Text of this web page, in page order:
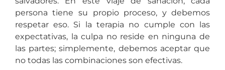
persona tiene su propio proceso, y debemos
respetar eso. Si la terapia no cumple con las
expectativas, la culpa no reside en ninguna de
las partes; simplemente, debemos aceptar que
no todas las combinaciones son efectivas.